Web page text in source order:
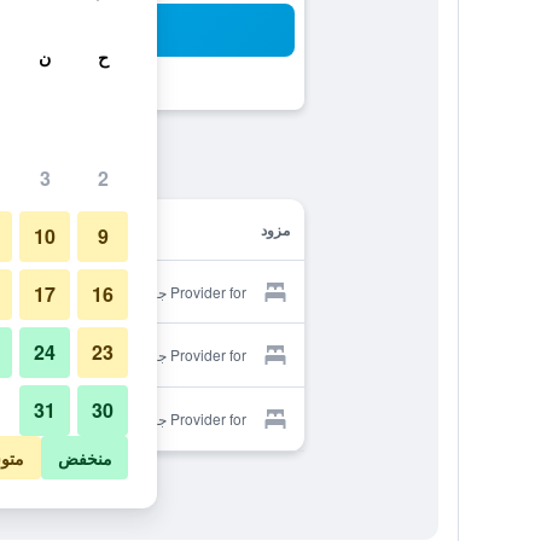
مزود
Provider for جراند إن
Provider for جراند إن
Provider for جراند إن
ح ن
2
3
9
10
16
17
23
24
30
31
منخفض